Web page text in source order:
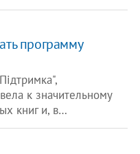
программу
к значительному
книг и, в…